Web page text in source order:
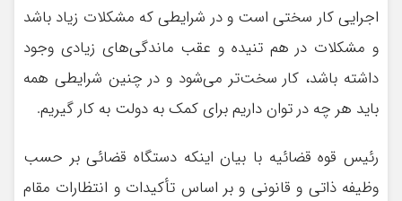
اجرایی کار سختی است و در شرایطی که مشکلات زیاد باشد
و مشکلات در هم تنیده و عقب ماندگی‌های زیادی وجود
داشته باشد، کار سخت‌تر می‌شود و در چنین شرایطی همه
باید هر چه در توان داریم برای کمک به دولت به کار گیریم.
رئیس قوه قضائیه با بیان اینکه دستگاه قضائی بر حسب
وظیفه ذاتی و قانونی و بر اساس تأکیدات و انتظارات مقام